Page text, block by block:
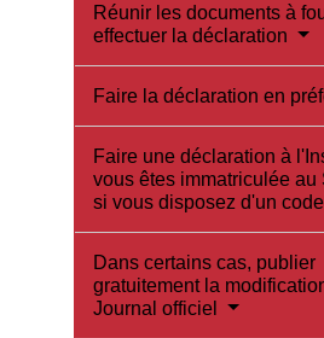
Réunir les documents à
effectuer la déclaration
Faire la déclaration en
Faire une déclaration à
vous êtes immatriculée au
si vous disposez d'un
Dans certains cas, publier
gratuitement la
Journal officiel